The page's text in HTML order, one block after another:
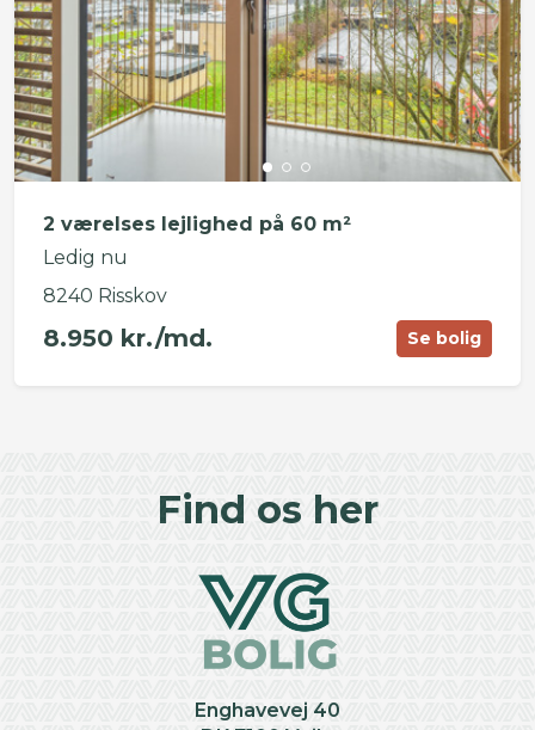
2 værelses lejlighed på 60 m²
Ledig nu
8240 Risskov
8.950 kr./md. Se bolig
Find os her
Enghavevej 40